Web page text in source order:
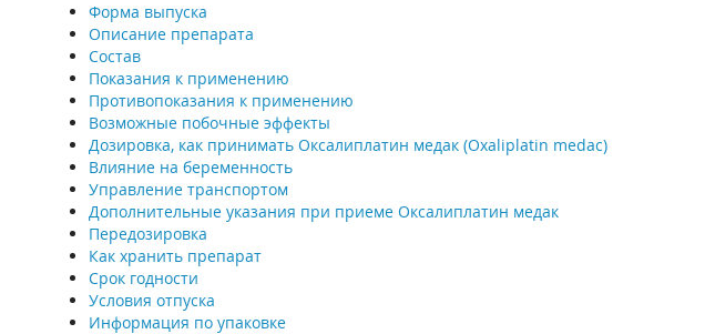
Форма выпуска
Описание препарата
Состав
Показания к применению
Противопоказания к применению
Возможные побочные эффекты
Дозировка, как принимать Оксалиплатин медак (Oxaliplatin medac)
Влияние на беременность
Управление транспортом
Дополнительные указания при приеме Оксалиплатин медак
Передозировка
Как хранить препарат
Срок годности
Условия отпуска
Информация по упаковке